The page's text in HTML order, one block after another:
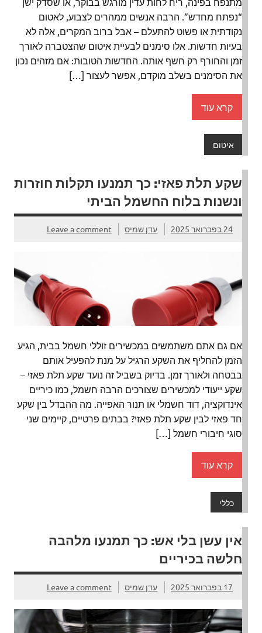
“נפתח מחדש”. הרבה אנשים ממהרים לצבוע, לאטום
נקודתית או פשוט להתעלם – אבל ברוב המקרים, אלה לא
בעיות חדשות. אלו סימנים לבעיית איטום שהצטברה לאורך
זמן והחורף רק חשף אותה. החדשות הטובות: אם מזהים נכון
את הסימנים בשלב מוקדם, אפשר לעצור […]
קרא עוד
איטום
שקע תלת פאזי: כך תמנעו תקלות חוזרות
ונשנות בלוח החשמל הביתי
24 בפברואר 2025 עדן שמיס Leave a comment
אם גם אתם משתמשים במכשירים זוללי חשמל בבית, הגיע
הזמן להחליף את השקע הרגיל על מנת להפעיל אותם
בבטחה ולאורך זמן. בדיוק בשביל זה נועד שקע תלת פאזי –
שקע ייעודי למכשירים שצורכים הרבה חשמל, כמו כיריים
אינדוקציה, דוד חשמלי או תנור האפייה. מה ההבדל בין שקע
חד פאזי לבין שקע תלת פאזי? בבתים פרטיים, קיימים שני
סוגי חיבורי חשמל […]
קרא עוד
כללי
אין עשן בלי אש: כך תמנעו מלהבה
חלשה בכיריים
17 בפברואר 2025 עדן שמיס Leave a comment